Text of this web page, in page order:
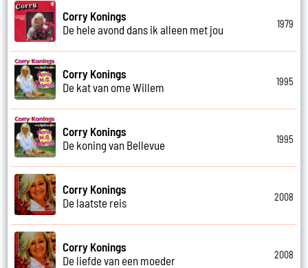
Corry Konings
De hele avond dans ik alleen met jou
1979
Corry Konings
De kat van ome Willem
1995
Corry Konings
De koning van Bellevue
1995
Corry Konings
De laatste reis
2008
Corry Konings
De liefde van een moeder
2008